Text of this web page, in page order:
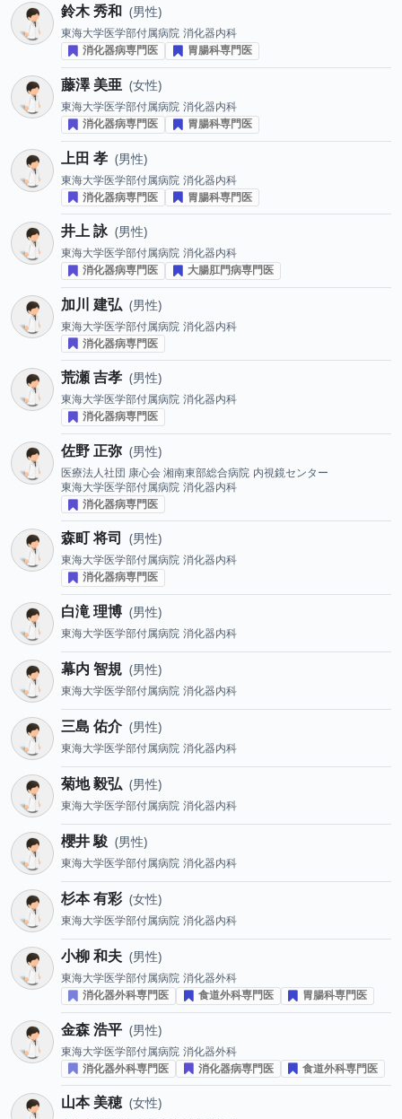
鈴木 秀和 男性
東海大学医学部付属病院 消化器内科
消化器病専門医
胃腸科専門医
藤澤 美亜 女性
東海大学医学部付属病院 消化器内科
消化器病専門医
胃腸科専門医
上田 孝 男性
東海大学医学部付属病院 消化器内科
消化器病専門医
胃腸科専門医
井上 詠 男性
東海大学医学部付属病院 消化器内科
消化器病専門医
大腸肛門病専門医
加川 建弘 男性
東海大学医学部付属病院 消化器内科
消化器病専門医
荒瀬 吉孝 男性
東海大学医学部付属病院 消化器内科
消化器病専門医
佐野 正弥 男性
医療法人社団 康心会 湘南東部総合病院 内視鏡センター
東海大学医学部付属病院 消化器内科
消化器病専門医
森町 将司 男性
東海大学医学部付属病院 消化器内科
消化器病専門医
白滝 理博 男性
東海大学医学部付属病院 消化器内科
幕内 智規 男性
東海大学医学部付属病院 消化器内科
三島 佑介 男性
東海大学医学部付属病院 消化器内科
菊地 毅弘 男性
東海大学医学部付属病院 消化器内科
櫻井 駿 男性
東海大学医学部付属病院 消化器内科
杉本 有彩 女性
東海大学医学部付属病院 消化器内科
小柳 和夫 男性
東海大学医学部付属病院 消化器外科
消化器外科専門医
食道外科専門医 胃腸科専門医
金森 浩平 男性
東海大学医学部付属病院 消化器外科
消化器外科専門医
消化器病専門医 食道外科専門医
山本 美穂 女性